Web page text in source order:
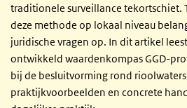
traditionele surveillance tekortschiet.
deze methode op lokaal niveau
juridische vragen op. In dit artikel
ontwikkeld waardenkompas GGD-
bij de besluitvorming rond
praktijkvoorbeelden en concrete